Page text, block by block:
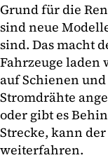
Grund für die
sind neue
sind. Das macht
Fahrzeuge laden
auf Schienen
Stromdrähte
oder gibt es
Strecke, kann
weiterfahren.